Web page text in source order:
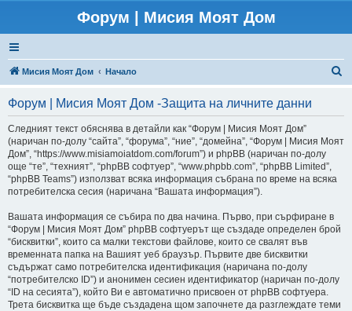
Форум | Мисия Моят Дом
Мисия Моят Дом Начало
Форум | Мисия Моят Дом -Защита на личните данни
Следният текст обяснява в детайли как “Форум | Мисия Моят Дом”
(наричан по-долу “сайта”, “форума”, “ниe”, “домейна”, “Форум | Мисия Моят
Дом”, “https://www.misiamoiatdom.com/forum”) и phpBB (наричан по-долу
още “те”, “техният”, “phpBB софтуер”, “www.phpbb.com”, “phpBB Limited”,
“phpBB Teams”) използват всяка информация събрана по време на всяка
потребителска сесия (наричана “Вашата информация”).
Вашата информация се събира по два начина. Първо, при сърфиране в
“Форум | Мисия Моят Дом” phpBB софтуерът ще създаде определен брой
“бисквитки”, които са малки текстови файлове, които се свалят във
временната папка на Вашият уеб браузър. Първите две бисквитки
съдържат само потребителска идентификация (наричана по-долу
“потребителско ID”) и анонимен сесиен идентификатор (наричан по-долу
“ID на сесията”), който Ви е автоматично присвоен от phpBB софтуера.
Трета бисквитка ще бъде създадена щом започнете да разглеждате теми